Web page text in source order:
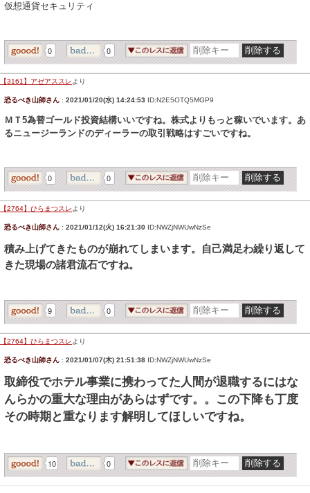
仮想通貨セキュリティ
0 0
【3161】アゼアススレ より
恐るべき山師さん : 2021/01/20(水) 14:24:53 ID:N2E5OTQ5MGP9
ＭＴ5為替ゴールド投資結構いいですね。株式よりもっと稼いでいます。あ
るニュージーランドのディーラーの取引戦略はすごいですね。
0 0
【2764】ひらまつスレ より
恐るべき山師さん : 2021/01/12(火) 16:21:30 ID:NWZjNWUwNzSe
積み上げてきたものが崩れてしまいます。自己満足わ繰り返して
きた現場の諸君流石ですね。
9 0
【2764】ひらまつスレ より
恐るべき山師さん : 2021/01/07(木) 21:51:38 ID:NWZjNWUwNzSe
取締役でホテル事業に携わってた人間が退職するにはな
んらかの重大な理由があらはずです。。この下降も丁度
その時期と重なります解明してほしいですね。
10 0